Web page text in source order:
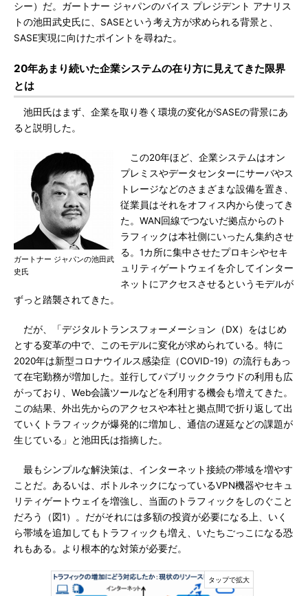
シー）だ。ガートナー ジャパンのバイス プレジデント アナリス
トの池田武史氏に、SASEという考え方が求められる背景と、
SASE実現に向けたポイントを尋ねた。
20年あまり続いた企業システムの在り方に見えてきた限界
とは
池田氏はまず、企業を取り巻く環境の変化がSASEの背景にあ
ると説明した。
ガートナー ジャパンの池田武
史氏
この20年ほど、企業システムはオン
プレミスやデータセンターにサーバやス
トレージなどのさまざまな設備を置き、
従業員はそれをオフィス内から使ってき
た。WAN回線でつないだ拠点からのト
ラフィックは本社側にいったん集約させ
る。1カ所に集中させたプロキシやセキ
ュリティゲートウェイを介してインター
ネットにアクセスさせるというモデルが
ずっと踏襲されてきた。
だが、「デジタルトランスフォーメーション（DX）をはじめ
とする変革の中で、このモデルに変化が求められている。特に
2020年は新型コロナウイルス感染症（COVID-19）の流行もあっ
て在宅勤務が増加した。並行してパブリッククラウドの利用も広
がっており、Web会議ツールなどを利用する機会も増えてきた。
この結果、外出先からのアクセスや本社と拠点間で折り返して出
ていくトラフィックが爆発的に増加し、通信の遅延などの課題が
生じている」と池田氏は指摘した。
最もシンプルな解決策は、インターネット接続の帯域を増やす
ことだ。あるいは、ボトルネックになっているVPN機器やセキュ
リティゲートウェイを増強し、当面のトラフィックをしのぐこと
だろう（図1）。だがそれには多額の投資が必要になる上、いく
ら帯域を追加してもトラフィックも増え、いたちごっこになる恐
れもある。より根本的な対策が必要だ。